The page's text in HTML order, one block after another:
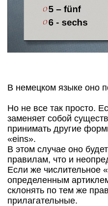
В немецком языке оно
Но не все так просто.
заменяет собой
принимать другие
«eins».
В этом случае оно
правилам, что и
Если же числительное
определенным
склонять по тем же
прилагательные.